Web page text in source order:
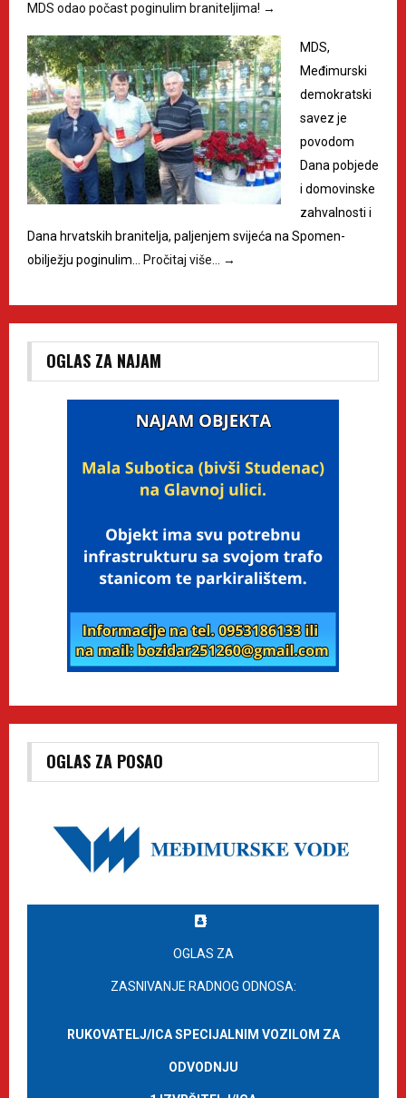
MDS odao počast poginulim braniteljima! →
MDS,
Međimurski
demokratski
savez je
povodom
Dana pobjede
i domovinske
zahvalnosti i
Dana hrvatskih branitelja, paljenjem svijeća na Spomen-
obilježju poginulim…
Pročitaj više… →
OGLAS ZA NAJAM
OGLAS ZA POSAO
OGLAS ZA
ZASNIVANJE RADNOG ODNOSA:
RUKOVATELJ/ICA SPECIJALNIM VOZILOM ZA
ODVODNJU